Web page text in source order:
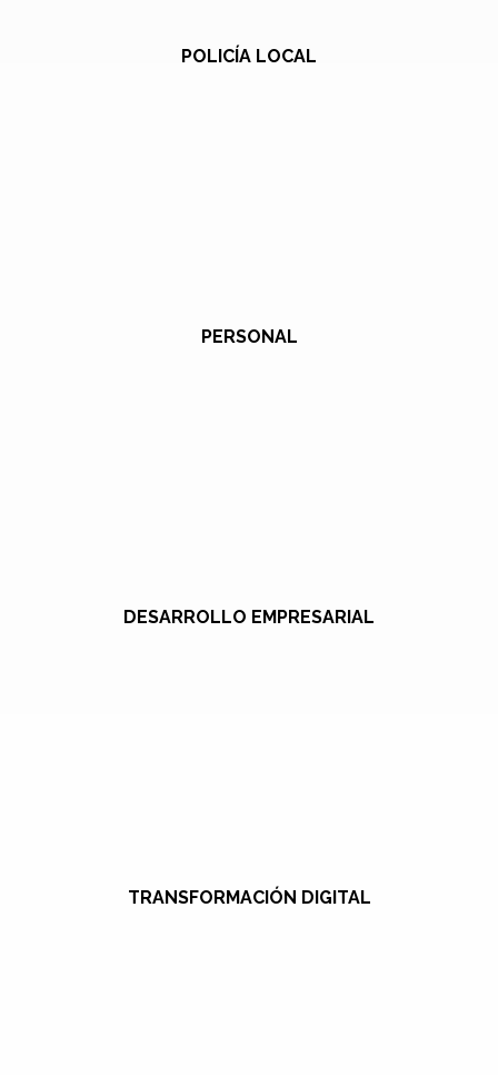
POLICÍA LOCAL
PERSONAL
DESARROLLO EMPRESARIAL
TRANSFORMACIÓN DIGITAL